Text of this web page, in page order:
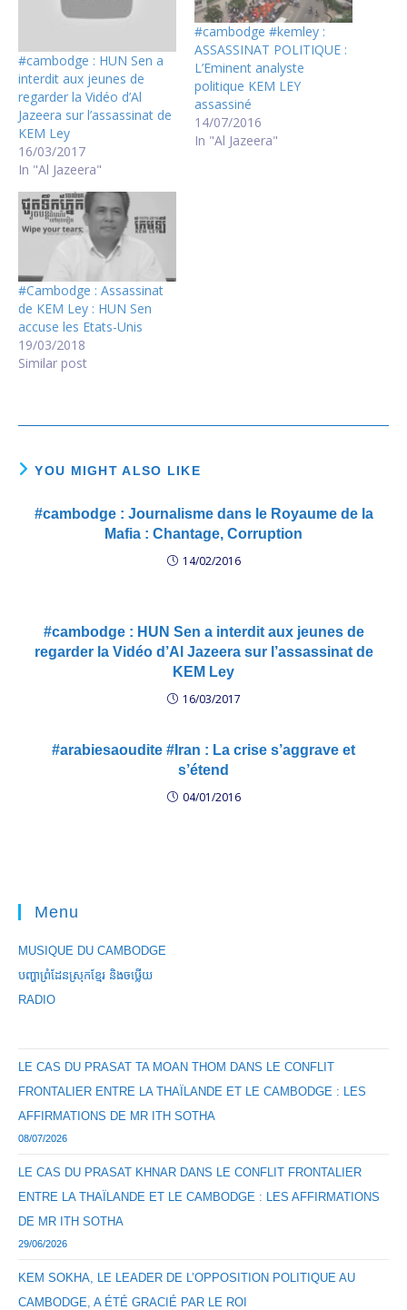
#cambodge : HUN Sen a
interdit aux jeunes de
regarder la Vidéo d’Al
Jazeera sur l’assassinat de
KEM Ley
16/03/2017
In "Al Jazeera"
#cambodge #kemley :
ASSASSINAT POLITIQUE :
L’Eminent analyste
politique KEM LEY
assassiné
14/07/2016
In "Al Jazeera"
#Cambodge : Assassinat
de KEM Ley : HUN Sen
accuse les Etats-Unis
19/03/2018
Similar post
YOU MIGHT ALSO LIKE
#cambodge : Journalisme dans le Royaume de la
Mafia : Chantage, Corruption
14/02/2016
#cambodge : HUN Sen a interdit aux jeunes de
regarder la Vidéo d’Al Jazeera sur l’assassinat de
KEM Ley
16/03/2017
#arabiesaoudite #Iran : La crise s’aggrave et
s’étend
04/01/2016
Menu
MUSIQUE DU CAMBODGE
បញ្ហាព្រំដែនស្រុកខ្មែរ និងចឞ្លើយ
RADIO
LE CAS DU PRASAT TA MOAN THOM DANS LE CONFLIT
FRONTALIER ENTRE LA THAÏLANDE ET LE CAMBODGE : LES
AFFIRMATIONS DE MR ITH SOTHA
08/07/2026
LE CAS DU PRASAT KHNAR DANS LE CONFLIT FRONTALIER
ENTRE LA THAÏLANDE ET LE CAMBODGE : LES AFFIRMATIONS
DE MR ITH SOTHA
29/06/2026
KEM SOKHA, LE LEADER DE L’OPPOSITION POLITIQUE AU
CAMBODGE, A ÉTÉ GRACIÉ PAR LE ROI